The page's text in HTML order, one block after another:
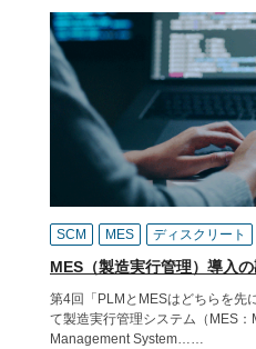
SCM MES ディスクリート
MES（製造実行管理）導入
第4回「PLMとMESはどちらを先
て製造実行管理システム（MES
Management System……